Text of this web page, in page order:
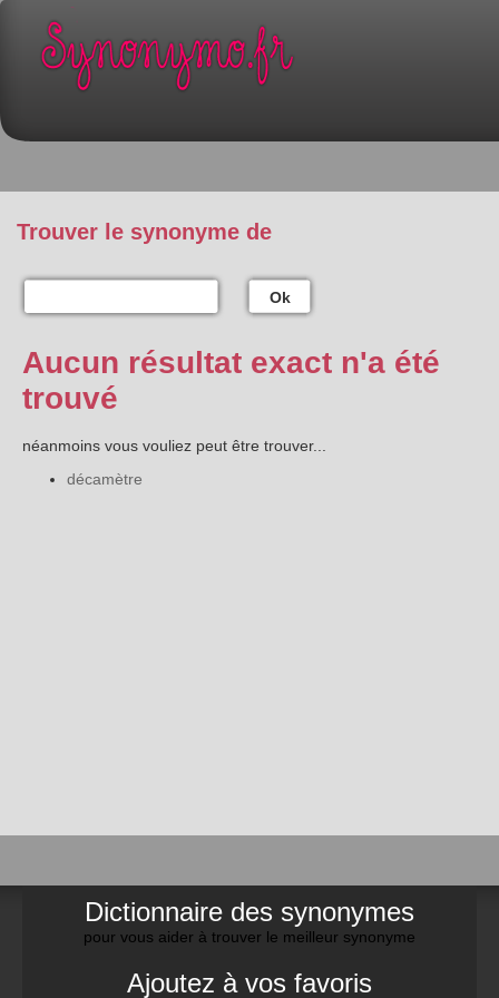
Trouver le synonyme de
Ok
Aucun résultat exact n'a été
trouvé
néanmoins vous vouliez peut être trouver...
décamètre
Dictionnaire des synonymes
pour vous aider à trouver le meilleur synonyme
Ajoutez à vos favoris